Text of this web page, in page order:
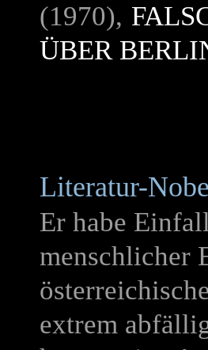
(1970),
ÜBER
Literatur-
Er habe
menschlicher
extrem